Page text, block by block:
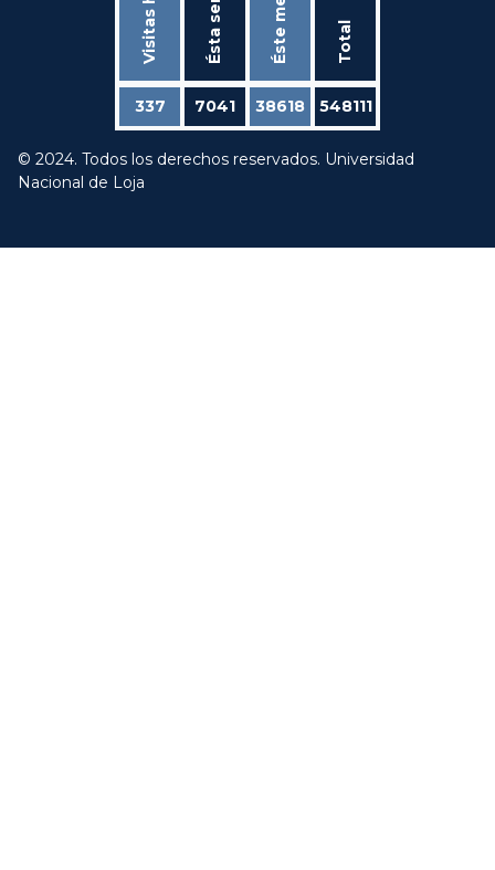
Visitas hoy Éste mes Total
337 7041 38618 548111
© 2024. Todos los derechos reservados. Universidad
Nacional de Loja